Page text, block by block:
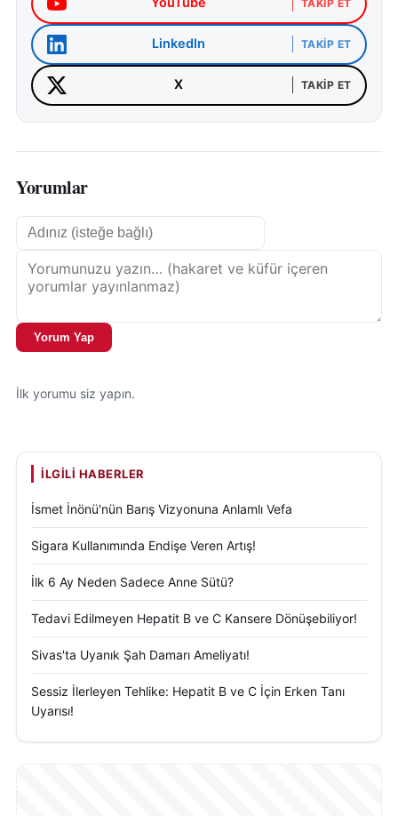
TAKIP ET
LinkedIn TAKIP ET
X TAKIP ET
Yorumlar
Yorum Yap
İlk yorumu siz yapın.
İLGILI HABERLER
İsmet İnönü'nün Barış Vizyonuna Anlamlı Vefa
Sigara Kullanımında Endişe Veren Artış!
İlk 6 Ay Neden Sadece Anne Sütü?
Tedavi Edilmeyen Hepatit B ve C Kansere Dönüşebiliyor!
Sivas'ta Uyanık Şah Damarı Ameliyatı!
Sessiz İlerleyen Tehlike: Hepatit B ve C İçin Erken Tanı
Uyarısı!